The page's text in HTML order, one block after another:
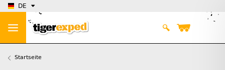
DE
Startseite